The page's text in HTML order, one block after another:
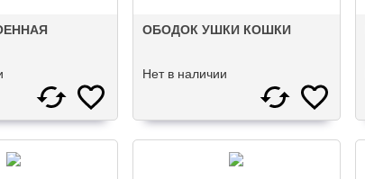
ОБОДОК УШКИ КОШКИ
Нет в наличии